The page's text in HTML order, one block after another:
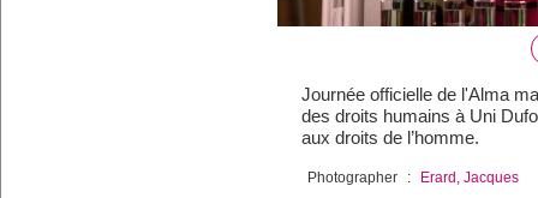
Journée officielle de l'Alma
des droits humains à Uni
aux droits de l’homme.
Photographer : Erard, Jacques